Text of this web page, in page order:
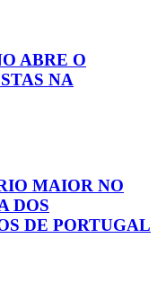
ABRE O
NA
MAIOR NO
DOS
DE PORTUGAL